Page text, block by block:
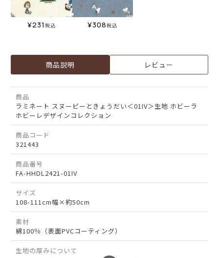
¥231税込 ¥308税込
商品説明 レビュー
商品
ラミネート スヌーピーときょうだい＜01IV＞生地 ホビーラ
ホビーレデザインコレクション
商品コード
321443
商品番号
FA-HHDL2421-01IV
サイズ
108-111cm幅×約50cm
素材
綿100％（表面PVCコーティング）
生地の厚みについて